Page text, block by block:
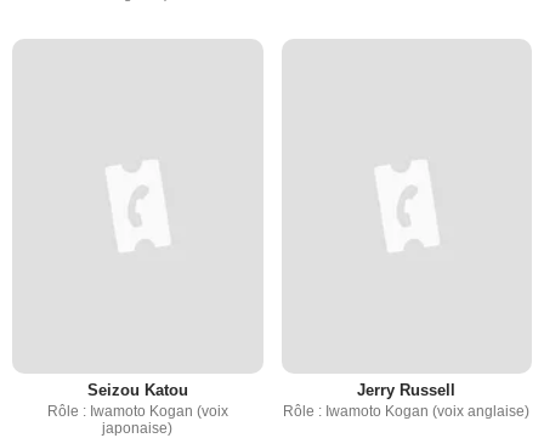
Seizou Katou
Rôle : Iwamoto Kogan (voix
japonaise)
Jerry Russell
Rôle : Iwamoto Kogan (voix anglaise)